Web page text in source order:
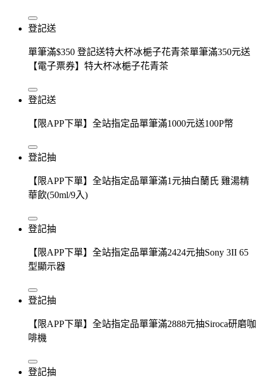
登記送
單筆滿$350 登記送特大杯冰梔子花青茶單筆滿350元送
【電子票券】特大杯冰梔子花青茶
登記送
【限APP下單】全站指定品單筆滿1000元送100P幣
登記抽
【限APP下單】全站指定品單筆滿1元抽白蘭氏 雞湯精
華飲(50ml/9入)
登記抽
【限APP下單】全站指定品單筆滿2424元抽Sony 3II 65
型顯示器
登記抽
【限APP下單】全站指定品單筆滿2888元抽Siroca研磨咖
啡機
登記抽